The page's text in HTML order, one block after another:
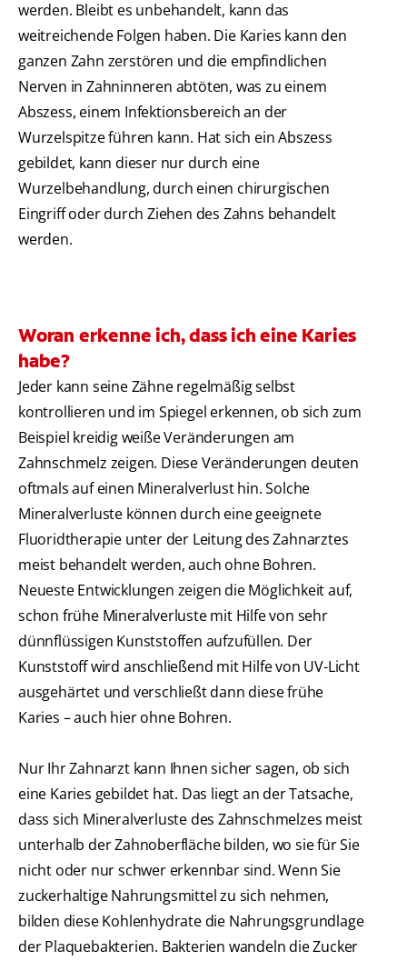
werden. Bleibt es unbehandelt, kann das
weitreichende Folgen haben. Die Karies kann den
ganzen Zahn zerstören und die empfindlichen
Nerven in Zahninneren abtöten, was zu einem
Abszess, einem Infektionsbereich an der
Wurzelspitze führen kann. Hat sich ein Abszess
gebildet, kann dieser nur durch eine
Wurzelbehandlung, durch einen chirurgischen
Eingriff oder durch Ziehen des Zahns behandelt
werden.
Woran erkenne ich, dass ich eine Karies
habe?
Jeder kann seine Zähne regelmäßig selbst
kontrollieren und im Spiegel erkennen, ob sich zum
Beispiel kreidig weiße Veränderungen am
Zahnschmelz zeigen. Diese Veränderungen deuten
oftmals auf einen Mineralverlust hin. Solche
Mineralverluste können durch eine geeignete
Fluoridtherapie unter der Leitung des Zahnarztes
meist behandelt werden, auch ohne Bohren.
Neueste Entwicklungen zeigen die Möglichkeit auf,
schon frühe Mineralverluste mit Hilfe von sehr
dünnflüssigen Kunststoffen aufzufüllen. Der
Kunststoff wird anschließend mit Hilfe von UV-Licht
ausgehärtet und verschließt dann diese frühe
Karies – auch hier ohne Bohren.
Nur Ihr Zahnarzt kann Ihnen sicher sagen, ob sich
eine Karies gebildet hat. Das liegt an der Tatsache,
dass sich Mineralverluste des Zahnschmelzes meist
unterhalb der Zahnoberfläche bilden, wo sie für Sie
nicht oder nur schwer erkennbar sind. Wenn Sie
zuckerhaltige Nahrungsmittel zu sich nehmen,
bilden diese Kohlenhydrate die Nahrungsgrundlage
der Plaquebakterien. Bakterien wandeln die Zucker